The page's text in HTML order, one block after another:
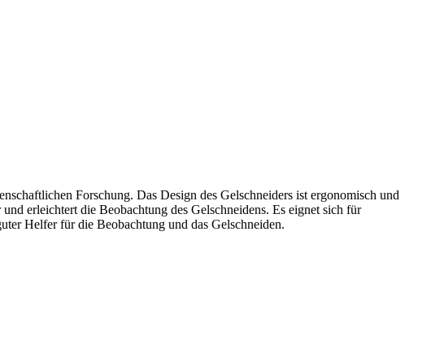
Forschung. Das Design des Gelschneiders ist ergonomisch und
erleichtert die Beobachtung des Gelschneidens. Es eignet sich für
Helfer für die Beobachtung und das Gelschneiden.